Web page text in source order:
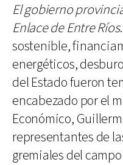
El gobierno
Enlace de Entre Ríos
sostenible,
energéticos,
del Estado fueron
encabezado por el
Económico,
representantes de
gremiales del